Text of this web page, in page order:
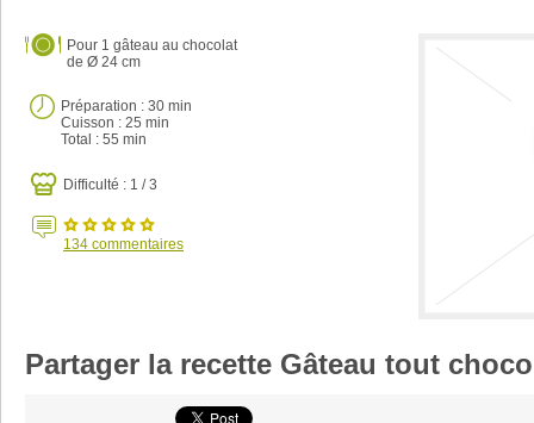
Pour 1 gâteau au chocolat
de Ø 24 cm
Préparation : 30 min
Cuisson : 25 min
Total : 55 min
Difficulté : 1 / 3
134 commentaires
Partager la recette Gâteau tout